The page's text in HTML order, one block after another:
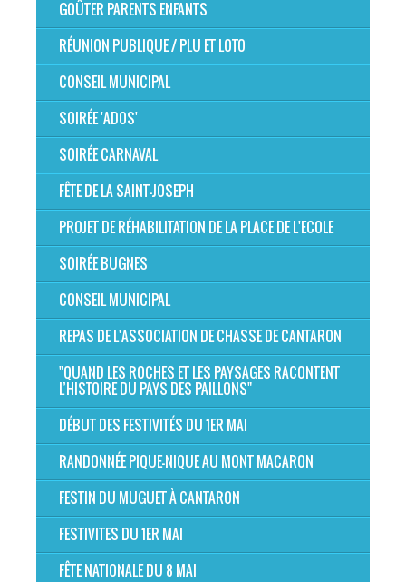
GOÛTER PARENTS ENFANTS
RÉUNION PUBLIQUE / PLU ET LOTO
CONSEIL MUNICIPAL
SOIRÉE 'ADOS'
SOIRÉE CARNAVAL
FÊTE DE LA SAINT-JOSEPH
PROJET DE RÉHABILITATION DE LA PLACE DE L'ECOLE
SOIRÉE BUGNES
CONSEIL MUNICIPAL
REPAS DE L'ASSOCIATION DE CHASSE DE CANTARON
"QUAND LES ROCHES ET LES PAYSAGES RACONTENT
L’HISTOIRE DU PAYS DES PAILLONS"
DÉBUT DES FESTIVITÉS DU 1ER MAI
RANDONNÉE PIQUE-NIQUE AU MONT MACARON
FESTIN DU MUGUET À CANTARON
FESTIVITES DU 1ER MAI
FÊTE NATIONALE DU 8 MAI